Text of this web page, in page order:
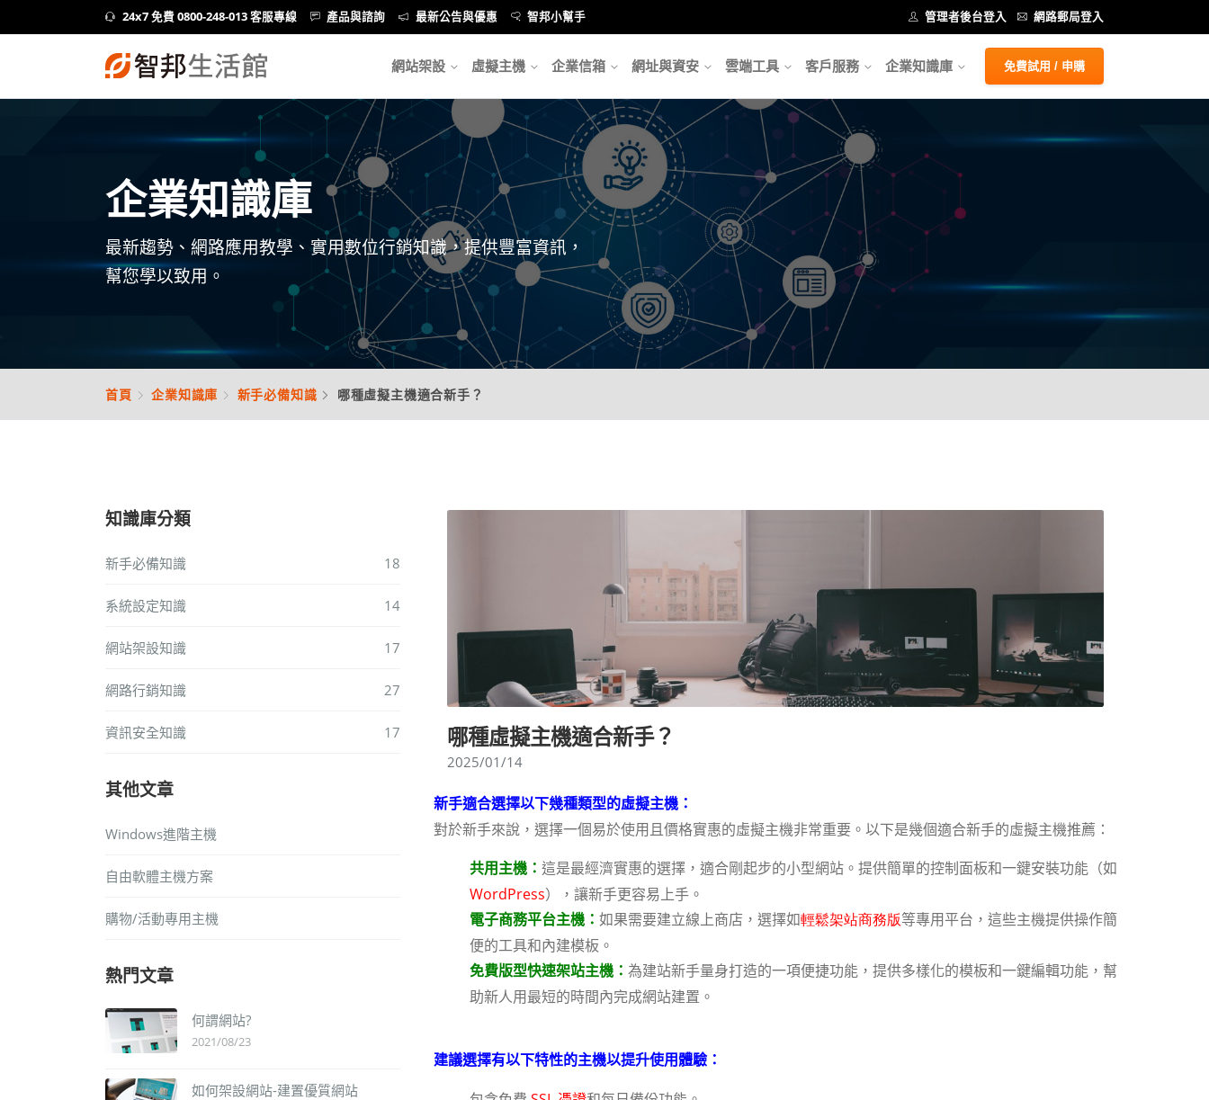
24x7 免費 0800-248-013 客服專線 產品與諮詢 最新公告與優惠 智邦小幫手 管理者後台登入 網路郵局登入
網站架設 虛擬主機 企業信箱 網址與資安 雲端工具 客戶服務 企業知識庫 免費試用 / 申購
企業知識庫
最新趨勢、網路應用教學、實用數位行銷知識，提供豐富資訊，
幫您學以致用。
首頁 企業知識庫 新手必備知識 哪種虛擬主機適合新手？
知識庫分類
新手必備知識 18
系統設定知識 14
網站架設知識 17
網路行銷知識 27
資訊安全知識 17
其他文章
Windows進階主機
自由軟體主機方案
購物/活動專用主機
熱門文章
何謂網站?
2021/08/23
如何架設網站-建置優質網站
哪種虛擬主機適合新手？
2025/01/14
新手適合選擇以下幾種類型的虛擬主機：
對於新手來說，選擇一個易於使用且價格實惠的虛擬主機非常重要。以下是幾個適合新手的虛擬主機推薦：
共用主機： 這是最經濟實惠的選擇，適合剛起步的小型網站。提供簡單的控制面板和一鍵安裝功能（如
WordPress），讓新手更容易上手。
電子商務平台主機： 如果需要建立線上商店，選擇如輕鬆架站商務版等專用平台，這些主機提供操作簡
便的工具和內建模板。
免費版型快速架站主機： 為建站新手量身打造的一項便捷功能，提供多樣化的模板和一鍵編輯功能，幫
助新人用最短的時間內完成網站建置。
建議選擇有以下特性的主機以提升使用體驗：